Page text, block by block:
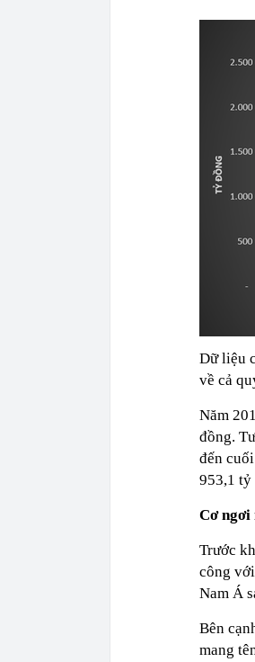
Dữ liệu
về cả
Năm
đồng.
đến
953,1 tỷ
Cơ
Trước
công
Nam Á
Bên
mang